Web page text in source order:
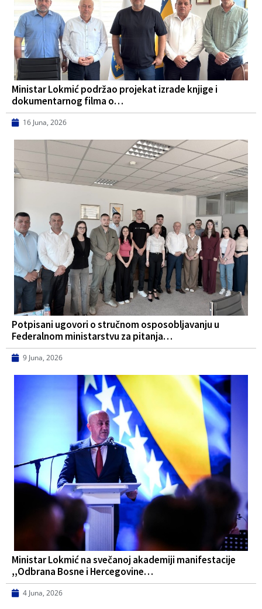
Ministar Lokmić podržao projekat izrade knjige i
dokumentarnog filma o…
16 Juna, 2026
Potpisani ugovori o stručnom osposobljavanju u
Federalnom ministarstvu za pitanja…
9 Juna, 2026
Ministar Lokmić na svečanoj akademiji manifestacije
,,Odbrana Bosne i Hercegovine…
4 Juna, 2026